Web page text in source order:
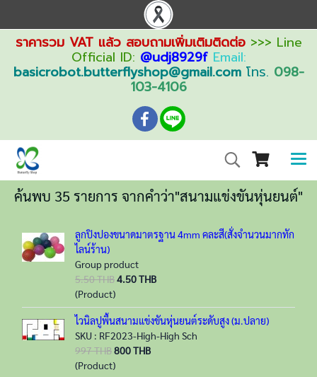
ราคารวม VAT แล้ว สอบถามเพิ่มเติมติดต่อ>>> Line
Official ID: @udj8929f Email:
basicrobot.butterflyshop@gmail.comโทร. 098-
103-4106
ค้นพบ 35 รายการ จากคำว่า"สนามแข่งขันหุ่นยนต์"
ลูกปิงปองขนาดมาตรฐาน 4mm คละสี(สั่งจำนวนมากทัก
ไลน์ร้าน)
Group product
5.50 THB4.50 THB
(Product)
ไวนิลปูพื้นสนามแข่งขันหุ่นยนต์ระดับสูง (ม.ปลาย)
SKU : RF2023-High-High Sch
997 THB800 THB
(Product)